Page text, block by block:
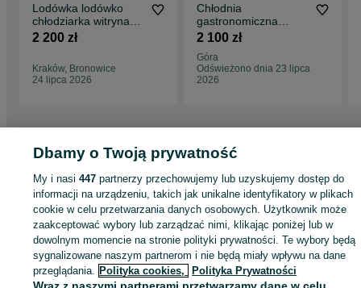
Lodówka lodówko
chłodziarka witryna
szafa chłodnicza
chłodnia sklep
2 200 zł
Kraków, Bronowice
24 lipca 2026
Chłodnia
gastronomiczna
FOSTER | 30 półek
GN 2/1
2 100 zł
Góra
Odświeżono dnia 23 lipca
2026
Strona główna Firma i Przemysł Sklepy i magazyny
Kraków
Lady i witryny chłodnicze - Bronowice
KATEGORIA
ID:1053470875 Wyświetlenia:
Dbamy o Twoją prywatność
My i nasi447 partnerzy przechowujemy lub uzyskujemy dostęp do
informacji na urządzeniu, takich jak unikalne identyfikatory w plikach
cookie w celu przetwarzania danych osobowych. Użytkownik może
zaakceptować wybory lub zarządzać nimi, klikając poniżej lub w
dowolnym momencie na stronie polityki prywatności. Te wybory będą
sygnalizowane naszym partnerom i nie będą miały wpływu na dane
przeglądania. Polityka cookies, Polityka Prywatności